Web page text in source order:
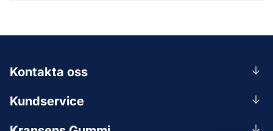
Kundservice
Kontakta oss
0156-409 00
Mån-Tors 07.30-16:30, Fre 07.30-15.00.
Lunchstängt 12:00-12:30